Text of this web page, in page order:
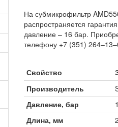
На субмикрофильтр
распространяется
давление – 16 бар.
телефону +7 (351)
Свойство
Производитель
Давление, бар
Длина, мм